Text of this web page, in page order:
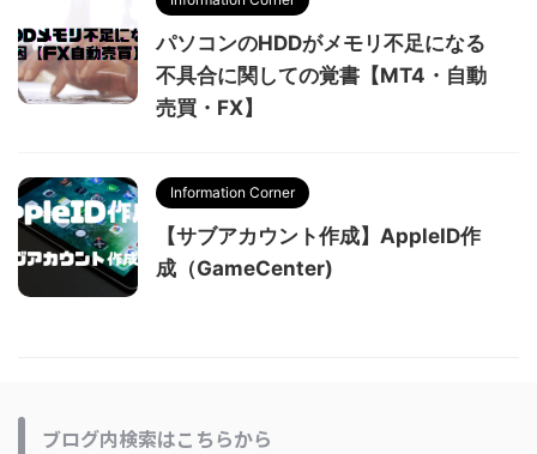
パソコンのHDDがメモリ不足になる
不具合に関しての覚書【MT4・自動
売買・FX】
Information Corner
【サブアカウント作成】AppleID作
成（GameCenter)
ブログ内検索はこちらから